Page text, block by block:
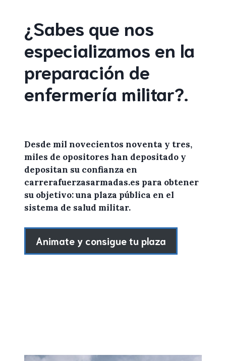
¿Sabes que nos
especializamos en la
preparación de
enfermería militar?.
Desde mil novecientos noventa y tres,
miles de opositores han depositado y
depositan su confianza en
carrerafuerzasarmadas.es para obtener
su objetivo: una plaza pública en el
sistema de salud militar.
Animate y consigue tu plaza